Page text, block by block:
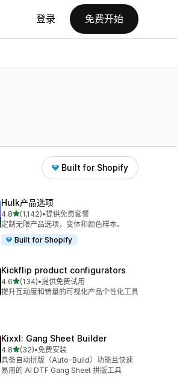
登录 免费开始
Built for Shopify
Hulk产品选项
4.8星（满分 5 星）
(1,142)
总共 1142 条评论
•提供免费套餐
定制无限产品选项，变体和颜色样本。
Built for Shopify
Kickflip product configurators
4.6星（满分 5 星）
(134)
总共 134 条评论
•提供免费试用
提升互动度和销量的可视化产品个性化工具
Kixxl: Gang Sheet Builder
4.8星（满分 5 星）
(32)
总共 32 条评论
•免费安装
具备自动拼版（Auto-Build）功能且快速
易用的 AI DTF Gang Sheet 拼版工具